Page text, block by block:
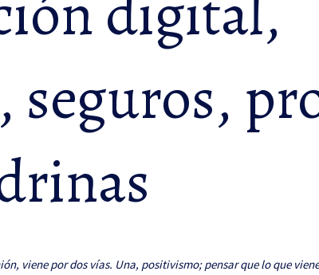
viene por dos vías. Una, positivismo; pensar que lo que